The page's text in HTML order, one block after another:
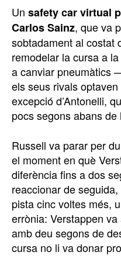
Un safety car virtual
Carlos Sainz, que va
sobtadament al costat
remodelar la cursa a
a canviar pneumàtics
els seus rivals
excepció d’Antonelli,
pocs segons abans de
Russell va parar per
el moment en què
diferència fins a dos
reaccionar de
pista cinc voltes més,
errònia: Verstappen
amb deu segons de
cursa no li va donar